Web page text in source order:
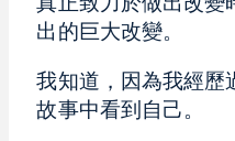
真正致力於做出改變
出的巨大改變。
我知道，因為我經歷
故事中看到自己。